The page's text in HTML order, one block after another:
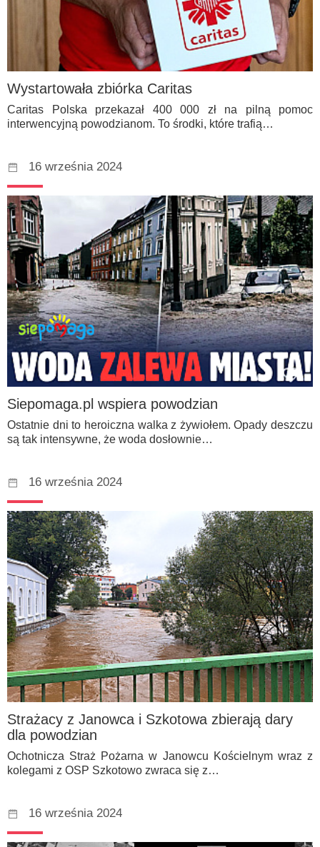
Wystartowała zbiórka Caritas
Caritas Polska przekazał 400 000 zł na pilną pomoc
interwencyjną powodzianom. To środki, które trafią…
16 września 2024
Siepomaga.pl wspiera powodzian
Ostatnie dni to heroiczna walka z żywiołem. Opady deszczu
są tak intensywne, że woda dosłownie…
16 września 2024
Strażacy z Janowca i Szkotowa zbierają dary
dla powodzian
Ochotnicza Straż Pożarna w Janowcu Kościelnym wraz z
kolegami z OSP Szkotowo zwraca się z…
16 września 2024